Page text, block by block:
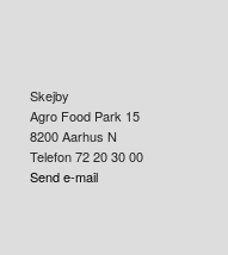
Skejby
Agro Food Park 15
8200Aarhus N
Telefon 72 20 30 00
Send e-mail